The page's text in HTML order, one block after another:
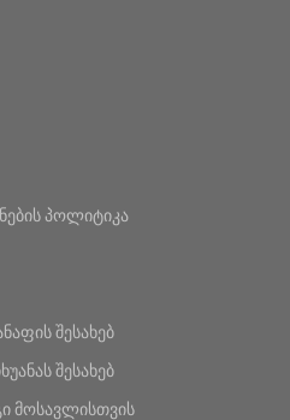
პოლიტიკა
შესახებ
შესახებ
მოსავლისთვის